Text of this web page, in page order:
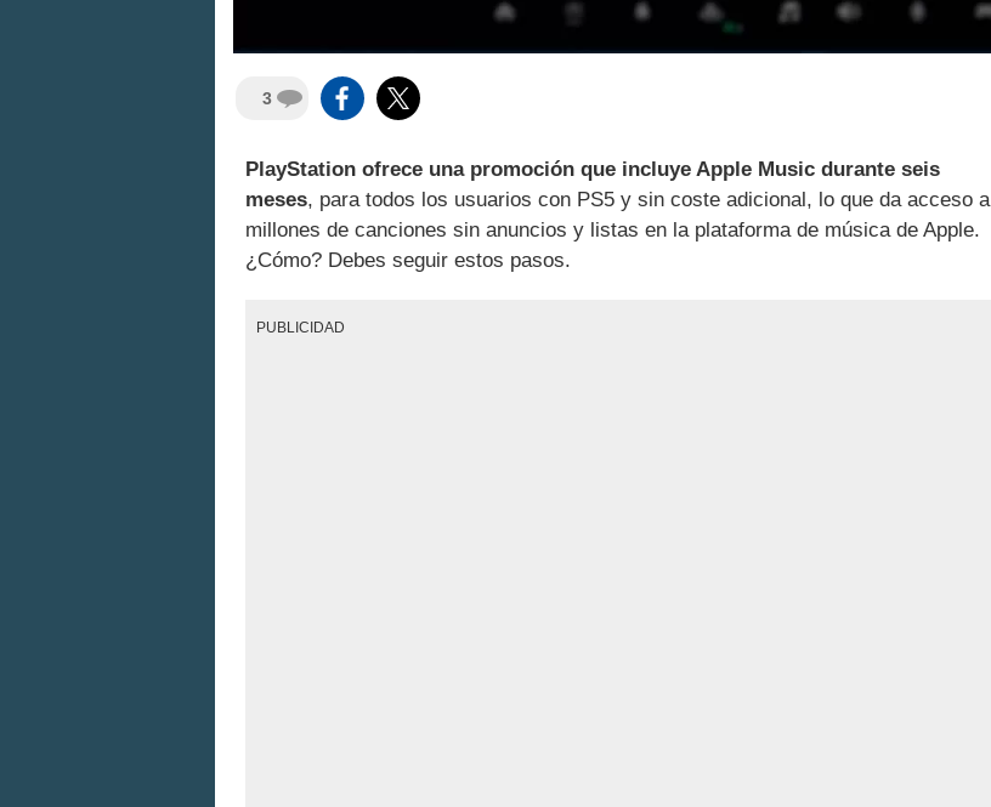
3
PlayStation ofrece una promoción que incluye Apple Music durante seis
meses, para todos los usuarios con PS5 y sin coste adicional, lo que da acceso a
millones de canciones sin anuncios y listas en la plataforma de música de Apple.
¿Cómo? Debes seguir estos pasos.
PUBLICIDAD